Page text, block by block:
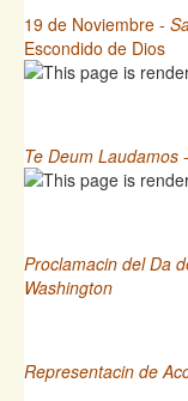
19 de Noviembre -
Escondido de Dios
Te Deum Laudamos
Proclamacin del Da
Washington
Representacin de